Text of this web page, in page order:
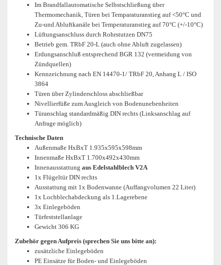
Im Brandfallautomatische Selbstschließung über
Thermomechanik, Türen bei Temparaturanstieg auf <50°C und
Zu-und Abluftkanäle bei Temperaturanstieg auf 70°C (+/-10°C)
Lüftungsanschluss durch Rohrstutzen DN75
Betrieb gem. TRbF 20-L (auch ohne Abluft zugelassen)
Erdungsanschluß entsprechend BGR 132 (vermeidung von
Zündquellen)
Kennzeichnung nach EN 14470-1/ TRbF 20, Anhang L / ISO
3864
Türen über Zylinderschloss abschließbar
Nivellierfüße zum Ausgleich von Bodenunebenheiten
Türanschlag standardmäßig DIN rechts (Linksanschlag auf
Anfrage möglich)
Technische Daten
Außenmaße HxBxT 1.935x595x598mm
Innenmaße HxBxT 1.700x492x430mm
Innenausstattung aus Edelstahlblech V2A
1x Flügeltür DIN rechts
Ausstattung mit 1x Bodenwanne (Auffangvolumen 22 Liter)
1x Lochblechabdeckung als 1.Lagerebene
3x Einlegeböden
Türfeststellanlage
Gewicht 306 KG
Zubehör gegen Aufpreis (sprechen Sie uns bitte an):
zusätzliche Einlegeböden
PE Einsätze für Boden- und Einlegeböden